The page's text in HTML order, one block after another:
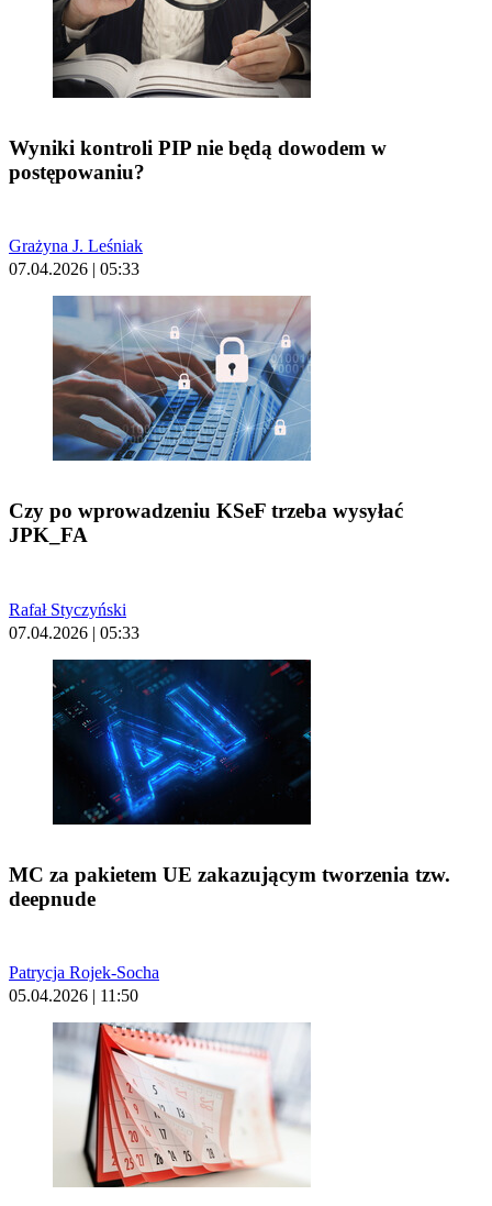
Wyniki kontroli PIP nie będą dowodem w
postępowaniu?
Grażyna J. Leśniak
07.04.2026 | 05:33
Czy po wprowadzeniu KSeF trzeba wysyłać
JPK_FA
Rafał Styczyński
07.04.2026 | 05:33
MC za pakietem UE zakazującym tworzenia tzw.
deepnude
Patrycja Rojek-Socha
05.04.2026 | 11:50